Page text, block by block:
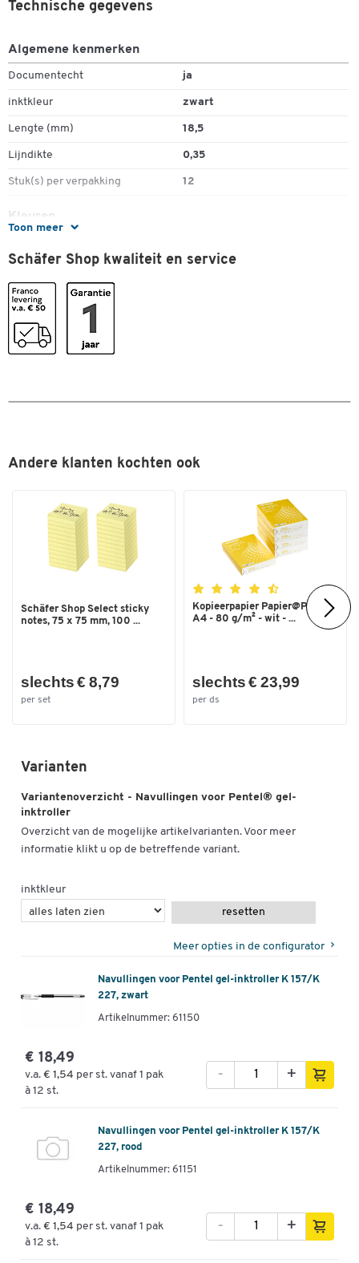
Toon meer
Technische gegevens
Algemene kenmerken
Documentecht ja
inktkleur zwart
Lengte (mm) 18,5
Lijndikte 0,35
Stuk(s) per verpakking 12
Kleuren
Schäfer Shop kwaliteit en service
Andere klanten kochten ook
Schäfer Shop Select sticky
notes, 75 x 75 mm, 100 ...
slechts € 8,79
per set
Kopieerpapier Papier@Print -
A4 - 80 g/m² - wit - ...
slechts € 23,99
per ds
Varianten
Variantenoverzicht - Navullingen voor Pentel® gel-
inktroller
Overzicht van de mogelijke artikelvarianten. Voor meer
informatie klikt u op de betreffende variant.
inktkleur
resetten
Meer opties in de configurator
Navullingen voor Pentel gel-inktroller K 157/K
227, zwart
Artikelnummer: 61150
€ 18,49
v.a. € 1,54 per st. vanaf 1 pak
à 12 st.
+
-
Navullingen voor Pentel gel-inktroller K 157/K
227, rood
Artikelnummer: 61151
€ 18,49
v.a. € 1,54 per st. vanaf 1 pak
à 12 st.
+
-
Dubbelklik om in te zoomen